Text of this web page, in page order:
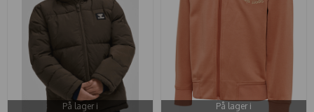
På lager i
På lager i